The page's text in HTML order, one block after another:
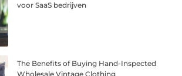
voor SaaS bedrijven
The Benefits of Buying Hand-Inspected
Wholesale Vintage Clothing